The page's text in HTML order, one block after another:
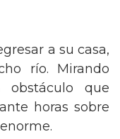
a su casa,
río. Mirando
obstáculo que
horas sobre